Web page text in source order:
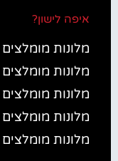
איפה לישון?
מלונות
מלונות
מלונות
מלונות
מלונות